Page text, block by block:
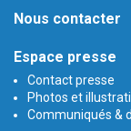
Nous contacter
Espace presse
Contact presse
Photos et
Communiqués &